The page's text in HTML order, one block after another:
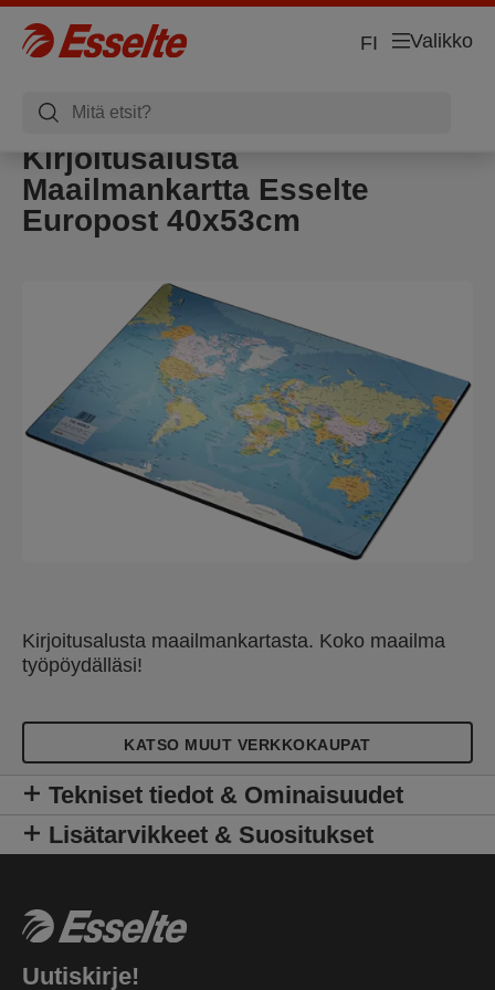
Valikko
FI
Kirjoitusalusta
Maailmankartta Esselte
Europost 40x53cm
Kirjoitusalusta maailmankartasta. Koko maailma
työpöydälläsi!
KATSO MUUT VERKKOKAUPAT
Tekniset tiedot & Ominaisuudet
Lisätarvikkeet & Suositukset
Uutiskirje!